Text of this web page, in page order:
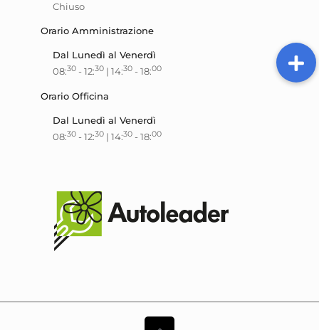
Chiuso
Orario Amministrazione
Dal Lunedì al Venerdì
08:30- 12:30| 14:30- 18:00
Orario Officina
Dal Lunedì al Venerdì
08:30- 12:30| 14:30- 18:00